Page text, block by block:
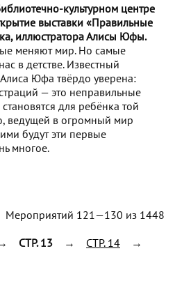
культурном центре
выставки «Правильные
иллюстратора Алисы Юфы.
меняют мир. Но самые
в детстве. Известный
Юфа твёрдо уверена:
— это неправильные
для ребёнка той
ведущей в огромный мир
будут эти первые
многое.
Мероприятий 121—130 из 1448
CTP. 13 → CTP. 14 →